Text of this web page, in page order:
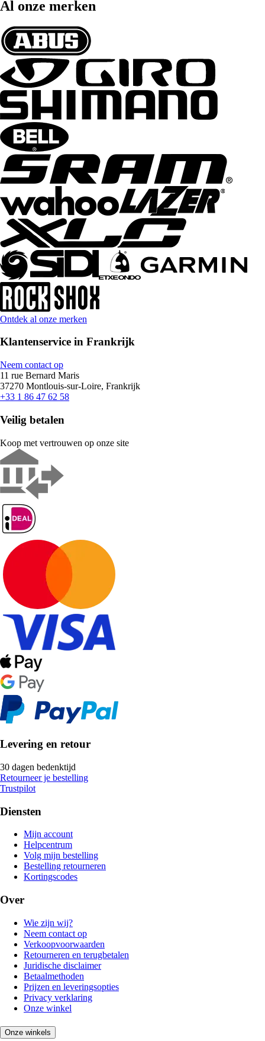
Al onze merken
Ontdek al onze merken
Klantenservice in Frankrijk
Neem contact op
11 rue Bernard Maris
37270 Montlouis-sur-Loire, Frankrijk
+33 1 86 47 62 58
Veilig betalen
Koop met vertrouwen op onze site
Levering en retour
30 dagen bedenktijd
Retourneer je bestelling
Trustpilot
Diensten
Mijn account
Helpcentrum
Volg mijn bestelling
Bestelling retourneren
Kortingscodes
Over
Wie zijn wij?
Neem contact op
Verkoopvoorwaarden
Retourneren en terugbetalen
Juridische disclaimer
Betaalmethoden
Prijzen en leveringsopties
Privacy verklaring
Onze winkel
Onze winkels